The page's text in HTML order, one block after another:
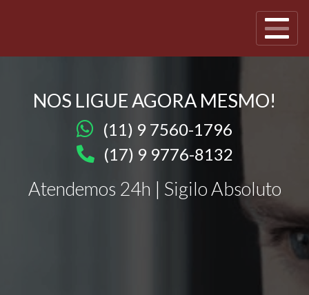
NOS LIGUE AGORA MESMO!
(11) 9 7560-1796
(17) 9 9776-8132
Atendemos 24h | Sigilo Absoluto